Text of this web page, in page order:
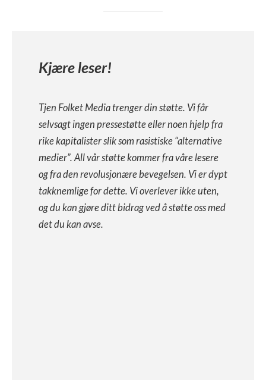
Kjære leser!
Tjen Folket Media trenger din støtte. Vi får
selvsagt ingen pressestøtte eller noen hjelp fra
rike kapitalister slik som rasistiske “alternative
medier”. All vår støtte kommer fra våre lesere
og fra den revolusjonære bevegelsen. Vi er dypt
takknemlige for dette. Vi overlever ikke uten,
og du kan gjøre ditt bidrag ved å støtte oss med
det du kan avse.